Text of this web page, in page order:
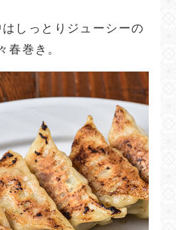
しっとりジューシーの
春巻き。